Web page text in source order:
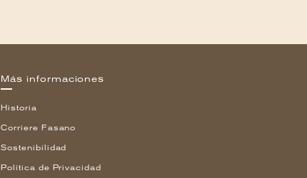
Más informaciones
Historia
Corriere Fasano
Sostenibilidad
Política de Privacidad